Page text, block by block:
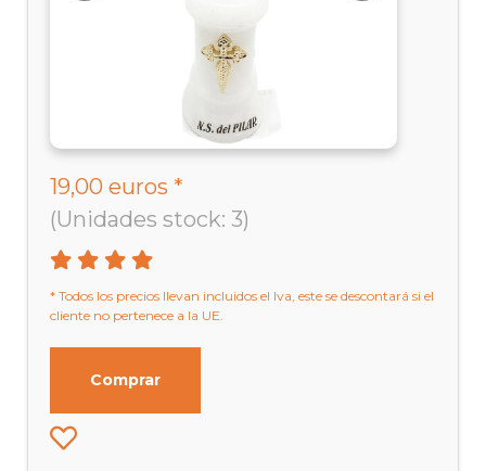
19,00 euros *
(Unidades stock: 3)
* Todos los precios llevan incluidos el Iva, este se descontará si el
cliente no pertenece a la UE.
Comprar